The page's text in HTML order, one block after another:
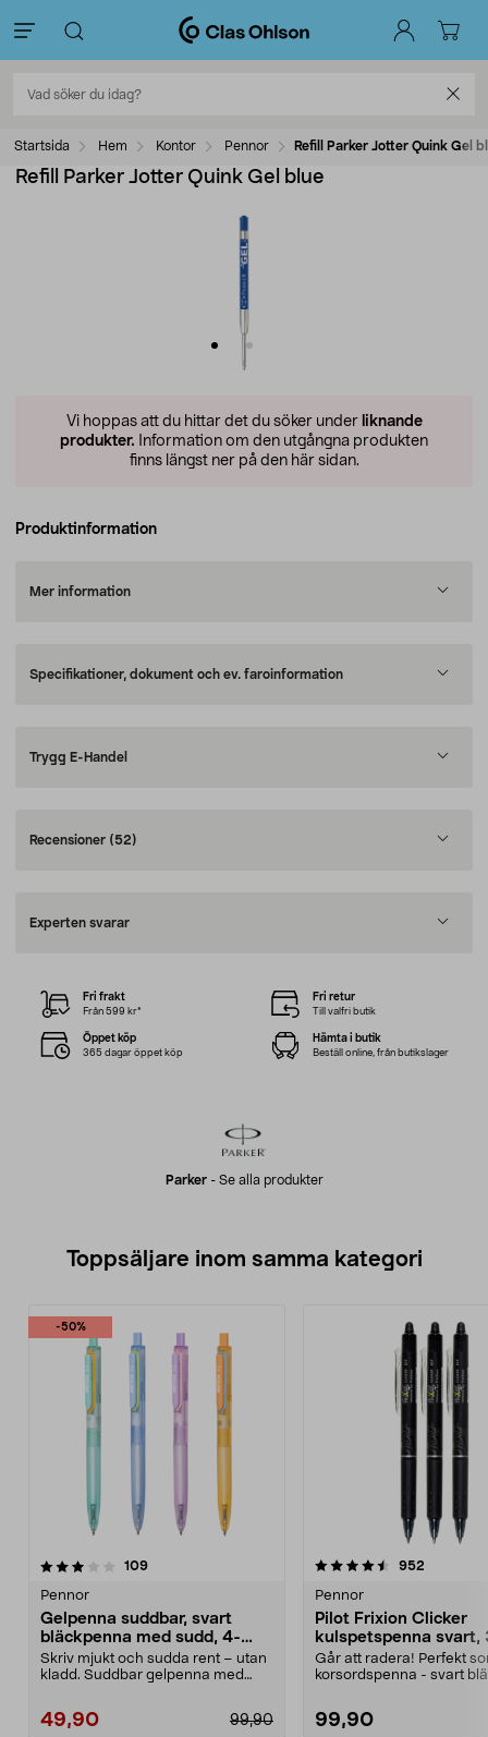
Startsida Hem Kontor Pennor Refill Parker Jotter Quink Gel
Refill Parker Jotter Quink Gel blue
Vi hoppas att du hittar det du söker under liknande
produkter. Information om den utgångna produkten
finns längst ner på den här sidan.
Produktinformation
Mer information
Specifikationer, dokument och ev. faroinformation
Trygg E-Handel
Recensioner (52)
Experten svarar
Parker- Se alla produkter
Fri frakt
Från 599 kr*
Fri retur
Till valfri butik
Öppet köp
365 dagar öppet köp
Hämta i butik
Beställ online, från butikslager
Toppsäljare inom samma kategori
-50%
109recensioner
Pennor
Gelpenna suddbar, svart
bläckpenna med sudd, 4-
pack
Skriv mjukt och sudda rent – utan
kladd. Suddbar gelpenna med
49,90 99,90
4.5 av 5 stjärnor 952
Pennor
Pilot Frixion Clicker
kulspetspenna svart,
Går att radera! Perfekt
korsordspenna - svart
99,90
4.5 av 5 stjärnor